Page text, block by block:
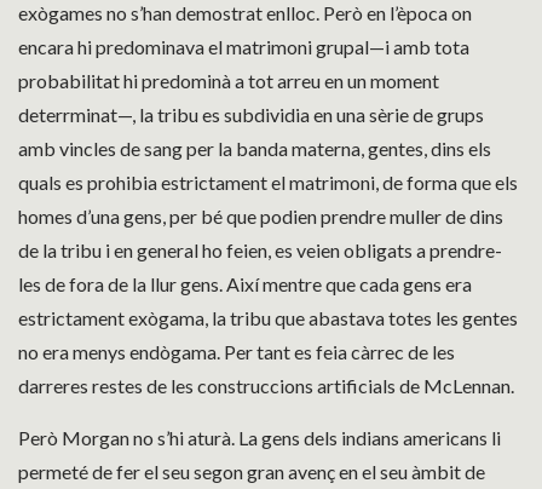
exògames no s’han demostrat enlloc. Però en l’època on
encara hi predominava el matrimoni grupal—i amb tota
probabilitat hi predominà a tot arreu en un moment
deterrminat—, la tribu es subdividia en una sèrie de grups
amb vincles de sang per la banda materna, gentes, dins els
quals es prohibia estrictament el matrimoni, de forma que els
homes d’una gens, per bé que podien prendre muller de dins
de la tribu i en general ho feien, es veien obligats a prendre-
les de fora de la llur gens. Així mentre que cada gens era
estrictament exògama, la tribu que abastava totes les gentes
no era menys endògama. Per tant es feia càrrec de les
darreres restes de les construccions artificials de McLennan.
Però Morgan no s’hi aturà. La gens dels indians americans li
permeté de fer el seu segon gran avenç en el seu àmbit de